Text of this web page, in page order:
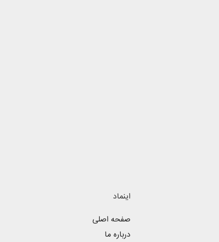
اینماد
صفحه اصلی
درباره ما